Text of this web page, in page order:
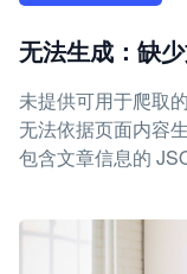
无法生成：缺
未提供可用于爬取
无法依据页面内容
包含文章信息的